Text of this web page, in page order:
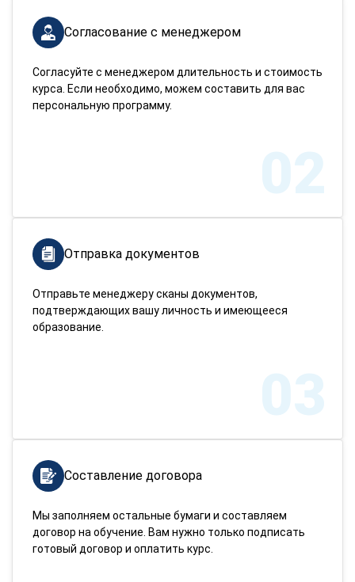
Согласование с менеджером
Согласуйте с менеджером длительность и стоимость
курса. Если необходимо, можем составить для вас
персональную программу.
02
Отправка документов
Отправьте менеджеру сканы документов,
подтверждающих вашу личность и имеющееся
образование.
03
Составление договора
Мы заполняем остальные бумаги и составляем
договор на обучение. Вам нужно только подписать
готовый договор и оплатить курс.